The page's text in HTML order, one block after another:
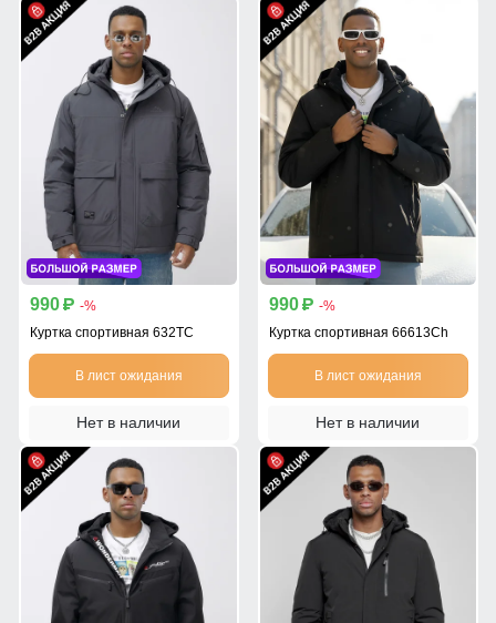
990 p -%
Куртка спортивная 632TC
В лист ожидания
Нет в наличии
990 p -%
Куртка спортивная 66613Ch
В лист ожидания
Нет в наличии